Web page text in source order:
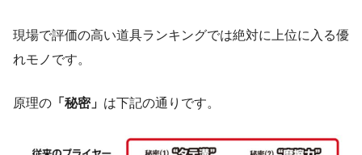
現場で評価の高い道具ランキングでは絶対に上位に入る優
れモノです。
原理の 「秘密」 は下記の通りです。